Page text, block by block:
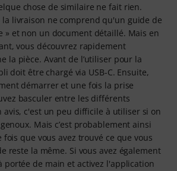
chose de similaire ne fait rien.
livraison ne comprend qu'un guide de
» et non un document détaillé. Mais en
vous découvrez rapidement
la pièce. Avant de l’utiliser pour la
doit être chargé via USB-C. Ensuite,
démarrer et une fois la prise
basculer entre les différents
avis, c'est un peu difficile à utiliser si on
Mais c’est probablement ainsi
fois que vous avez trouvé ce que vous
reste la même. Si vous avez également
portée de main et activez l'application